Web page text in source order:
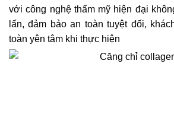
với công nghệ thẩm mỹ hiện đại
lấn, đảm bảo an toàn tuyệt đối,
toàn yên tâm khi thực hiện